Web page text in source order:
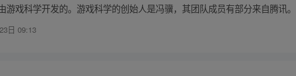
游戏科学开发的。游戏科学的创始人是冯骥，其团队成员有部分来自腾讯。
日 09:13